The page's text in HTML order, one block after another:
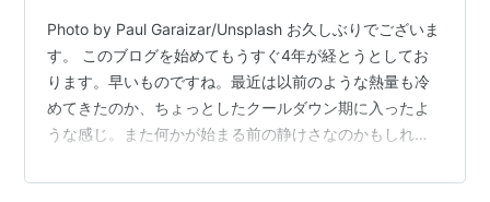
Photo by Paul Garaizar/Unsplash お久しぶりでございま
す。 このブログを始めてもうすぐ4年が経とうとしてお
ります。早いものですね。最近は以前のような熱量も冷
めてきたのか、ちょっとしたクールダウン期に入ったよ
うな感じ。また何かが始まる前の静けさなのかもしれま
ライブ遠征のためまたまた大阪へと出かけておりまし